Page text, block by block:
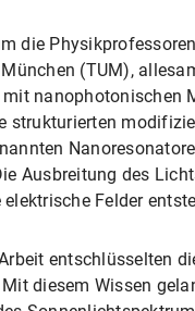
die
(TUM),
nanophotonischen
strukturierten
Ausbreitung des
Felder
entschlüsselten
diesem Wissen